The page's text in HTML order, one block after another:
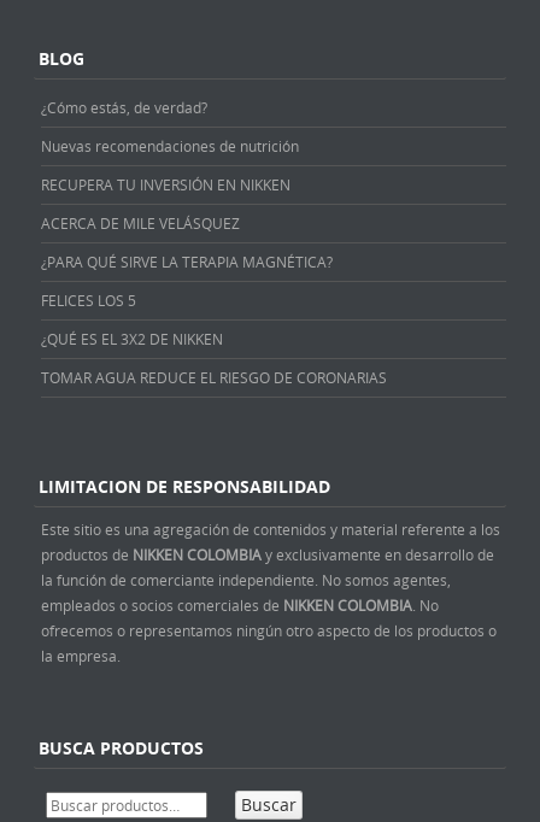
BLOG
¿Cómo estás, de verdad?
Nuevas recomendaciones de nutrición
RECUPERA TU INVERSIÓN EN NIKKEN
ACERCA DE MILE VELÁSQUEZ
¿PARA QUÉ SIRVE LA TERAPIA MAGNÉTICA?
FELICES LOS 5
¿QUÉ ES EL 3X2 DE NIKKEN
TOMAR AGUA REDUCE EL RIESGO DE CORONARIAS
LIMITACION DE RESPONSABILIDAD
Este sitio es una agregación de contenidos y material referente a los
productos de NIKKEN COLOMBIAy exclusivamente en desarrollo de
la función de comerciante independiente. No somos agentes,
empleados o socios comerciales de NIKKEN COLOMBIA . No
ofrecemos o representamos ningún otro aspecto de los productos o
la empresa.
BUSCA PRODUCTOS
Buscar